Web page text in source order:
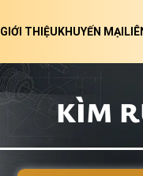
GIỚI THIỆUKHUYẾN MẠI
KÌM